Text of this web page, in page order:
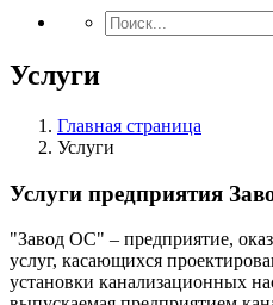
Услуги
Главная страница
Услуги
Услуги предприятия
"Завод ОС" – предприятие,
услуг, касающихся
установки канализационных